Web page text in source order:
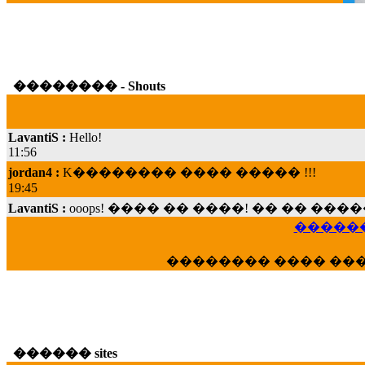
�������� - Shouts
11:56
jordan4 :
19:45
LavantiS :
���; ���� ��� ��� �������� ����
veronica :E���� 2012 ��� ����� ���
�������� ����
������ sites